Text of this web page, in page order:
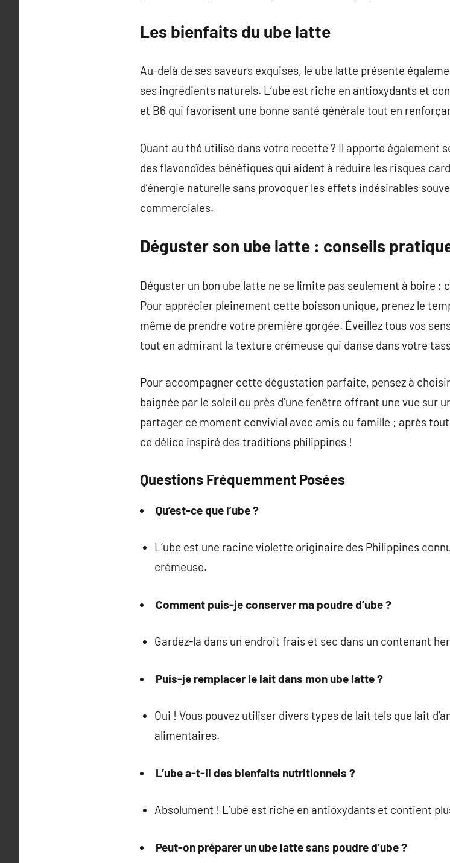
Les bienfaits du ube latte
Au-delà de ses saveurs exquises, le ube latte présente
ses ingrédients naturels. L’ube est riche en antioxydants et
et B6 qui favorisent une bonne santé générale tout en
Quant au thé utilisé dans votre recette ? Il apporte également
des flavonoïdes bénéfiques qui aident à réduire les risques
d’énergie naturelle sans provoquer les effets indésirables
commerciales.
Déguster son ube latte : conseils
Déguster un bon ube latte ne se limite pas seulement à boire ;
Pour apprécier pleinement cette boisson unique, prenez le
même de prendre votre première gorgée. Éveillez tous vos
tout en admirant la texture crémeuse qui danse dans votre
Pour accompagner cette dégustation parfaite, pensez à
baignée par le soleil ou près d’une fenêtre offrant une vue sur
partager ce moment convivial avec amis ou famille ; après
ce délice inspiré des traditions philippines !
Questions Fréquemment Posées
Qu’est-ce que l’ube ?
L’ube est une racine violette originaire des Philippines
crémeuse.
Comment puis-je conserver ma poudre d’ube ?
Gardez-la dans un endroit frais et sec dans un contenant
Puis-je remplacer le lait dans mon ube latte ?
Oui ! Vous pouvez utiliser divers types de lait tels que lait
alimentaires.
L’ube a-t-il des bienfaits nutritionnels ?
Absolument ! L’ube est riche en antioxydants et contient
Peut-on préparer un ube latte sans poudre d’ube ?